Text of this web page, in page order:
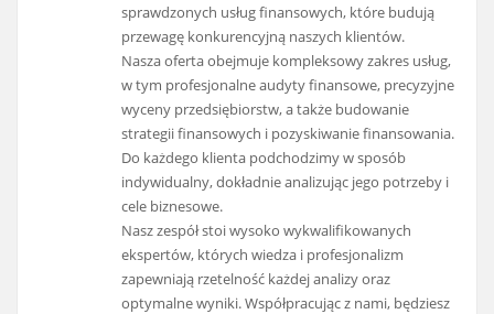
sprawdzonych usług finansowych, które budują
przewagę konkurencyjną naszych klientów.
Nasza oferta obejmuje kompleksowy zakres usług,
w tym profesjonalne audyty finansowe, precyzyjne
wyceny przedsiębiorstw, a także budowanie
strategii finansowych i pozyskiwanie finansowania.
Do każdego klienta podchodzimy w sposób
indywidualny, dokładnie analizując jego potrzeby i
cele biznesowe.
Nasz zespół stoi wysoko wykwalifikowanych
ekspertów, których wiedza i profesjonalizm
zapewniają rzetelność każdej analizy oraz
optymalne wyniki. Współpracując z nami, będziesz